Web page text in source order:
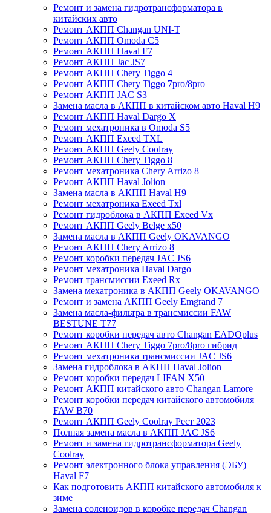
Ремонт и замена гидротрансформатора в
китайских авто
Ремонт АКПП Changan UNI-T
Ремонт АКПП Omoda C5
Ремонт АКПП Haval F7
Ремонт АКПП Jac JS7
Ремонт АКПП Chery Tiggo 4
Ремонт АКПП Chery Tiggo 7pro/8pro
Ремонт АКПП JAC S3
Замена масла в АКПП в китайском авто Haval H9
Ремонт АКПП Haval Dargo X
Ремонт мехатроника в Omoda S5
Ремонт АКПП Exeed TXL
Ремонт АКПП Geely Coolray
Ремонт АКПП Chery Tiggo 8
Ремонт мехатроника Chery Arrizo 8
Ремонт АКПП Haval Jolion
Замена масла в АКПП Haval H9
Ремонт мехатроника Exeed Txl
Ремонт гидроблока в АКПП Exeed Vx
Ремонт АКПП Geely Belge x50
Замена масла в АКПП Geely OKAVANGO
Ремонт АКПП Chery Arrizo 8
Ремонт коробки передач JAC JS6
Ремонт мехатроника Haval Dargo
Ремонт трансмиссии Exeed Rx
Замена мехатроника в АКПП Geely OKAVANGO
Ремонт и замена АКПП Geely Emgrand 7
Замена масла-фильтра в трансмиссии FAW
BESTUNE T77
Ремонт коробки передач авто Changan EADOplus
Ремонт АКПП Chery Tiggo 7pro/8pro гибрид
Ремонт мехатроника трансмиссии JAC JS6
Замена гидроблока в АКПП Haval Jolion
Ремонт коробки передач LIFAN X50
Ремонт АКПП китайского авто Changan Lamore
Ремонт коробки передач китайского автомобиля
FAW B70
Ремонт АКПП Geely Coolray Pест 2023
Полная замена масла в АКПП JAC JS6
Ремонт и замена гидротрансформатора Geely
Coolray
Ремонт электронного блока управления (ЭБУ)
Haval F7
Как подготовить АКПП китайского автомобиля к
зиме
Замена соленоидов в коробке передач Changan